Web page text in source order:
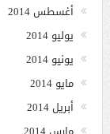
أغسطس 2014
يوليو 2014
يونيو 2014
مايو 2014
أبريل 2014